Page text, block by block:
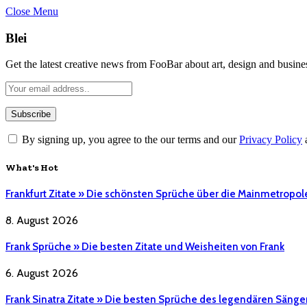
Close Menu
Blei
Get the latest creative news from FooBar about art, design and
By signing up, you agree to the our terms and ourPrivacy Policy
What's Hot
Frankfurt Zitate » Die schönsten Sprüche über die
8. August 2026
Frank Sprüche » Die besten Zitate und Weisheiten von Frank
6. August 2026
Frank Sinatra Zitate » Die besten Sprüche des legendären